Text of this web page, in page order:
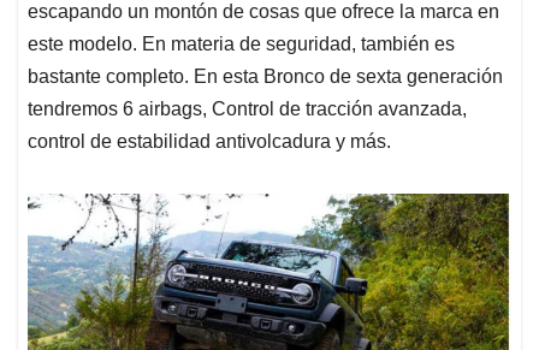
escapando un montón de cosas que ofrece la marca en
este modelo. En materia de seguridad, también es
bastante completo. En esta Bronco de sexta generación
tendremos 6 airbags, Control de tracción avanzada,
control de estabilidad antivolcadura y más.